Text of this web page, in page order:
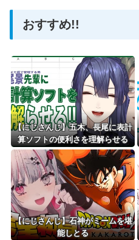
おすすめ!!
【にじさんじ】五木、長尾に表計
算ソフトの便利さを理解らせる
『エクセルに感動してるおじさん
見てなんか感動する』
【にじさんじ】石神がミームを堪
能しとる